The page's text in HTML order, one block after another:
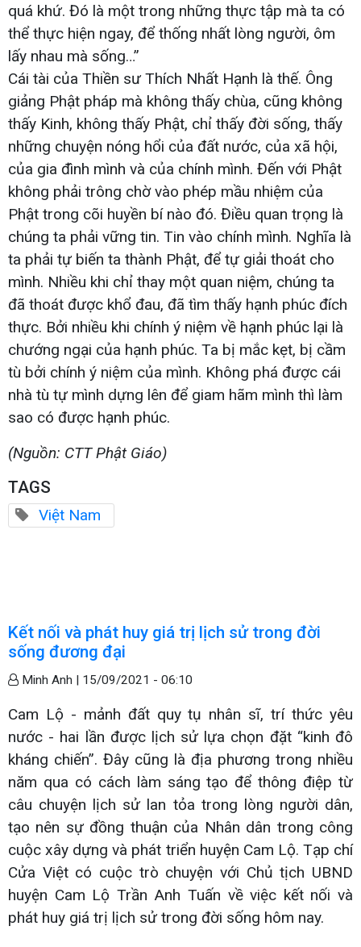
quá khứ. Đó là một trong những thực tập mà ta có
thể thực hiện ngay, để thống nhất lòng người, ôm
lấy nhau mà sống…”
Cái tài của Thiền sư Thích Nhất Hạnh là thế. Ông
giảng Phật pháp mà không thấy chùa, cũng không
thấy Kinh, không thấy Phật, chỉ thấy đời sống, thấy
những chuyện nóng hổi của đất nước, của xã hội,
của gia đình mình và của chính mình. Đến với Phật
không phải trông chờ vào phép mầu nhiệm của
Phật trong cõi huyền bí nào đó. Điều quan trọng là
chúng ta phải vững tin. Tin vào chính mình. Nghĩa là
ta phải tự biến ta thành Phật, để tự giải thoát cho
mình. Nhiều khi chỉ thay một quan niệm, chúng ta
đã thoát được khổ đau, đã tìm thấy hạnh phúc đích
thực. Bởi nhiều khi chính ý niệm về hạnh phúc lại là
chướng ngại của hạnh phúc. Ta bị mắc kẹt, bị cầm
tù bởi chính ý niệm của mình. Không phá được cái
nhà tù tự mình dựng lên để giam hãm mình thì làm
sao có được hạnh phúc.
(Nguồn: CTT Phật Giáo)
TAGS
Việt Nam
Kết nối và phát huy giá trị lịch sử trong đời
sống đương đại
Minh Anh | 15/09/2021 - 06:10
Cam Lộ - mảnh đất quy tụ nhân sĩ, trí thức yêu
nước - hai lần được lịch sử lựa chọn đặt “kinh đô
kháng chiến”. Đây cũng là địa phương trong nhiều
năm qua có cách làm sáng tạo để thông điệp từ
câu chuyện lịch sử lan tỏa trong lòng người dân,
tạo nên sự đồng thuận của Nhân dân trong công
cuộc xây dựng và phát triển huyện Cam Lộ. Tạp chí
Cửa Việt có cuộc trò chuyện với Chủ tịch UBND
huyện Cam Lộ Trần Anh Tuấn về việc kết nối và
phát huy giá trị lịch sử trong đời sống hôm nay.